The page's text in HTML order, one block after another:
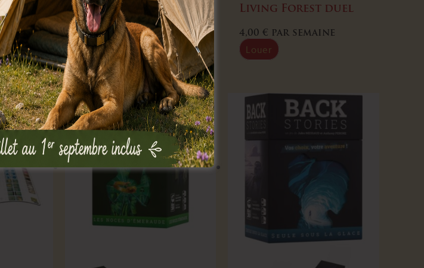
Château Combo
3,00€par semaine
Louer
Living Forest duel
4,00€ par semaine
Louer